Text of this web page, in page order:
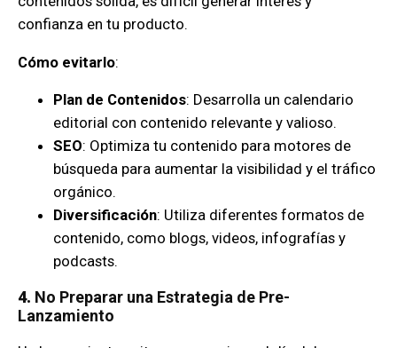
confianza en tu producto.
Cómo evitarlo:
Plan de Contenidos: Desarrolla un calendario
editorial con contenido relevante y valioso.
SEO: Optimiza tu contenido para motores de
búsqueda para aumentar la visibilidad y el tráfico
orgánico.
Diversificación: Utiliza diferentes formatos de
contenido, como blogs, videos, infografías y
podcasts.
4. No Preparar una Estrategia de Pre-
Lanzamiento